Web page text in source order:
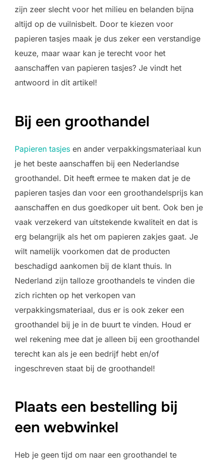
zijn zeer slecht voor het milieu en belanden bijna
altijd op de vuilnisbelt. Door te kiezen voor
papieren tasjes maak je dus zeker een verstandige
keuze, maar waar kan je terecht voor het
aanschaffen van papieren tasjes? Je vindt het
antwoord in dit artikel!
Bij een groothandel
Papieren tasjes en ander verpakkingsmateriaal kun
je het beste aanschaffen bij een Nederlandse
groothandel. Dit heeft ermee te maken dat je de
papieren tasjes dan voor een groothandelsprijs kan
aanschaffen en dus goedkoper uit bent. Ook ben je
vaak verzekerd van uitstekende kwaliteit en dat is
erg belangrijk als het om papieren zakjes gaat. Je
wilt namelijk voorkomen dat de producten
beschadigd aankomen bij de klant thuis. In
Nederland zijn talloze groothandels te vinden die
zich richten op het verkopen van
verpakkingsmateriaal, dus er is ook zeker een
groothandel bij je in de buurt te vinden. Houd er
wel rekening mee dat je alleen bij een groothandel
terecht kan als je een bedrijf hebt en/of
ingeschreven staat bij de groothandel!
Plaats een bestelling bij
een webwinkel
Heb je geen tijd om naar een groothandel te